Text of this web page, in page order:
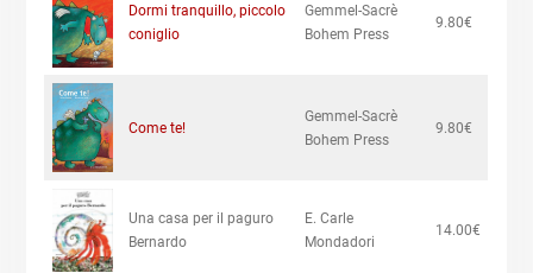
Dormi tranquillo, piccolo
coniglio
Gemmel-Sacrè
Bohem Press
9.80€
Come te!
Gemmel-Sacrè
Bohem Press
9.80€
Una casa per il paguro
Bernardo
E. Carle
Mondadori
14.00€